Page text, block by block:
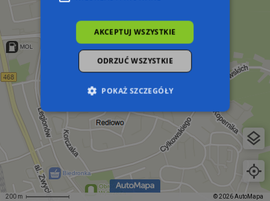
200 m © 2026 AutoMapa
AKCEPTUJ WSZYSTKIE
ODRZUĆ WSZYSTKIE
POKAŻ SZCZEGÓŁY
Niezbędne Wydajność
Targetowanie
Funkcjonalność
Niesklasyfikowane
Niezbędne pliki cookie umożliwiają korzystanie z
podstawowych funkcji strony internetowej,
takich jak logowanie użytkownika i zarządzanie